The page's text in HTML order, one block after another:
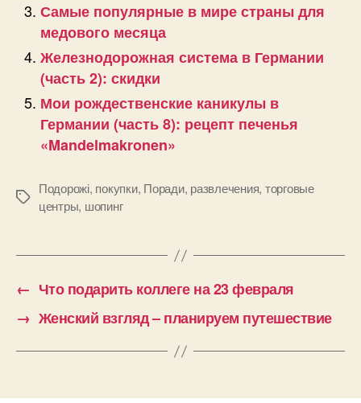
Самые популярные в мире страны для
медового месяца
Железнодорожная система в Германии
(часть 2): скидки
Мои рождественские каникулы в
Германии (часть 8): рецепт печенья
«Mandelmakronen»
Позначки
Подорожі, покупки, Поради, развлечения, торговые
центры, шопинг
← Что подарить коллеге на 23 февраля
→ Женский взгляд – планируем путешествие